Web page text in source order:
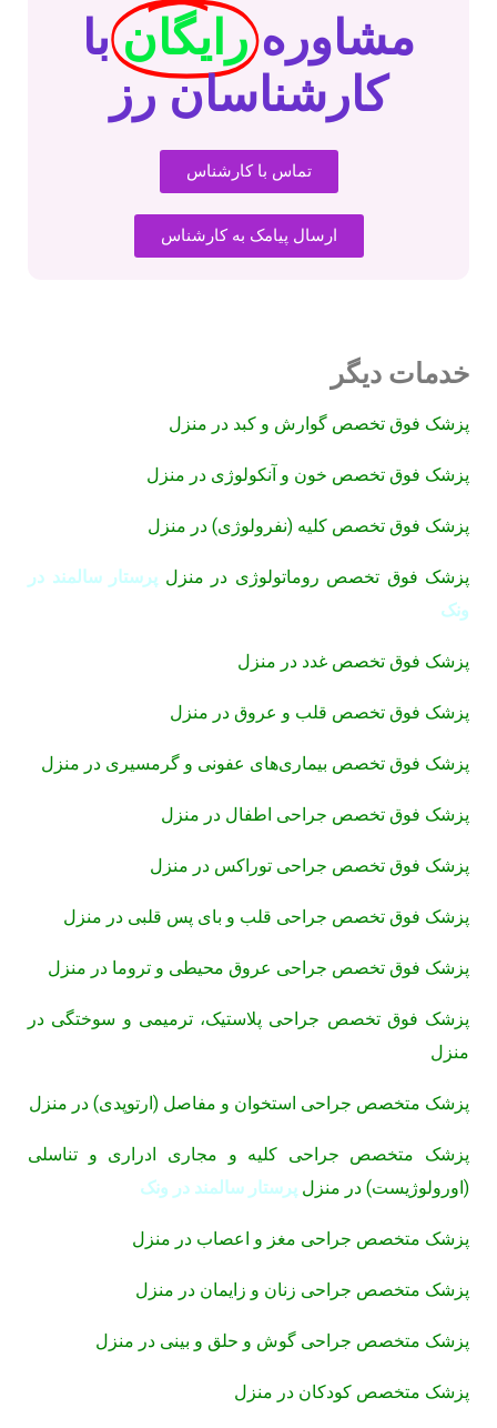
مشاوره رایگان با
کارشناسان رز
تماس با کارشناس
ارسال پیامک به کارشناس
خدمات دیگر
پزشک فوق تخصص گوارش و کبد در منزل
پزشک فوق تخصص خون و آنکولوژی در منزل
پزشک فوق تخصص کلیه (نفرولوژی) در منزل
پزشک فوق تخصص روماتولوژی در منزل پرستار سالمند در
ونک
پزشک فوق تخصص غدد در منزل
پزشک فوق تخصص قلب و عروق در منزل
پزشک فوق تخصص بیماری‌های عفونی و گرمسیری در منزل
پزشک فوق تخصص جراحی اطفال در منزل
پزشک فوق تخصص جراحی توراکس در منزل
پزشک فوق تخصص جراحی قلب و بای پس قلبی در منزل
پزشک فوق تخصص جراحی عروق محیطی و تروما در منزل
پزشک فوق تخصص جراحی پلاستیک، ترمیمی و سوختگی در
منزل
پزشک متخصص جراحی استخوان و مفاصل (ارتوپدی) در منزل
پزشک متخصص جراحی کلیه و مجاری ادراری و تناسلی
(اورولوژیست) در منزل پرستار سالمند در ونک
پزشک متخصص جراحی مغز و اعصاب در منزل
پزشک متخصص جراحی زنان و زایمان در منزل
پزشک متخصص جراحی گوش و حلق و بینی در منزل
پزشک متخصص کودکان در منزل